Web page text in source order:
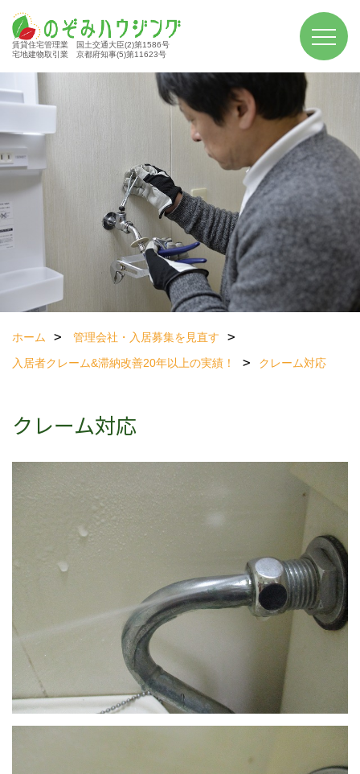
賃貸住宅管理業 国土交通大臣(2)第1586号
宅地建物取引業 京都府知事(5)第11623号
ホーム
管理会社・入居募集を見直す
入居者クレーム&滞納改善20年以上の実績！ クレーム対応
クレーム対応